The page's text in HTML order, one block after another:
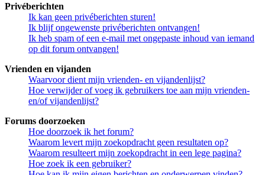
Privéberichten
Ik kan geen privéberichten sturen!
Ik blijf ongewenste privéberichten ontvangen!
Ik heb spam of een e-mail met ongepaste inhoud van iemand
op dit forum ontvangen!
Vrienden en vijanden
Waarvoor dient mijn vrienden- en vijandenlijst?
Hoe verwijder of voeg ik gebruikers toe aan mijn vrienden-
en/of vijandenlijst?
Forums doorzoeken
Hoe doorzoek ik het forum?
Waarom levert mijn zoekopdracht geen resultaten op?
Waarom resulteert mijn zoekopdracht in een lege pagina?
Hoe zoek ik een gebruiker?